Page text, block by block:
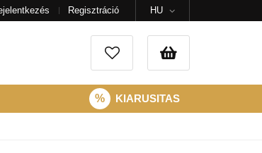
Regisztráció HU
% KIARUSITAS